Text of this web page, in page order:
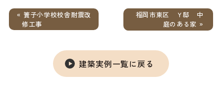
« 簀子小学校校舎耐震改
修工事
福岡市東区 Ｙ邸 中
庭のある家 »
建築実例一覧に戻る